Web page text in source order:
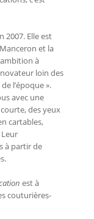
2007. Elle est
et la
à
loin des
l’époque ».
avec une
des yeux
cartables,
à partir de
est à
couturières-